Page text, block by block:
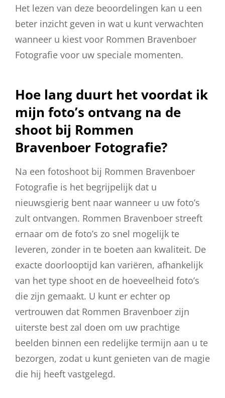
Het lezen van deze beoordelingen kan u een
beter inzicht geven in wat u kunt verwachten
wanneer u kiest voor Rommen Bravenboer
Fotografie voor uw speciale momenten.
Hoe lang duurt het voordat ik
mijn foto’s ontvang na de
shoot bij Rommen
Bravenboer Fotografie?
Na een fotoshoot bij Rommen Bravenboer
Fotografie is het begrijpelijk dat u
nieuwsgierig bent naar wanneer u uw foto’s
zult ontvangen. Rommen Bravenboer streeft
ernaar om de foto’s zo snel mogelijk te
leveren, zonder in te boeten aan kwaliteit. De
exacte doorlooptijd kan variëren, afhankelijk
van het type shoot en de hoeveelheid foto’s
die zijn gemaakt. U kunt er echter op
vertrouwen dat Rommen Bravenboer zijn
uiterste best zal doen om uw prachtige
beelden binnen een redelijke termijn aan u te
bezorgen, zodat u kunt genieten van de magie
die hij heeft vastgelegd.